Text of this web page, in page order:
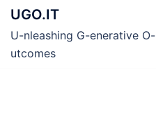
Skip
content
UGO.IT
U-nleashing G-enerative O-
utcomes